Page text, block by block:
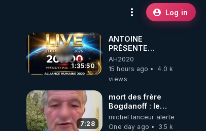
Log in
1:35:50
ANTOINE
PRÉSENTE
AH2020 LE LIVE
20H ***DU
06/08/2026***
AH2020
15 hours ago
4.0 k
views
7:28
mort des frère
Bogdanoff : le
mensonge d état
michel lanceur alerte
One day ago
3.5 k